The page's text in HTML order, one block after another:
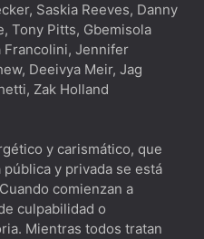
Saskia Reeves, Danny
Tony Pitts, Gbemisola
Francolini, Jennifer
Deeivya Meir, Jag
Zak Holland
y carismático, que
y privada se está
comienzan a
culpabilidad o
Mientras todos tratan